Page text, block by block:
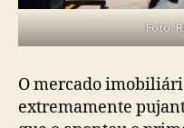
Foto:
O mercado
extremamente